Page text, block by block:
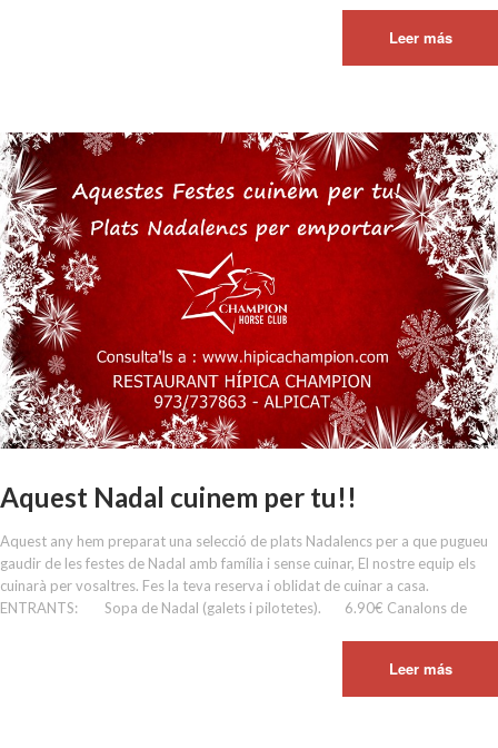
Leer más
Aquest Nadal cuinem per tu!!
Aquest any hem preparat una selecció de plats Nadalencs per a que pugueu
gaudir de les festes de Nadal amb família i sense cuinar, El nostre equip els
cuinarà per vosaltres. Fes la teva reserva i oblidat de cuinar a casa.
ENTRANTS: Sopa de Nadal (galets i pilotetes). 6.90€ Canalons de
Leer más